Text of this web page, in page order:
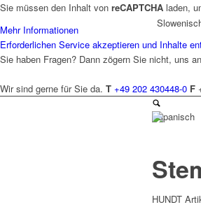
Spanisch
Sie müssen den Inhalt von reCAPTCHA laden,
Mehr Informationen
Erforderlichen Service akzeptieren und Inhalte
Sie haben Fragen? Dann zögern Sie nicht, uns
Wir sind gerne für Sie da. T +49 202 430448-0 F
HUNDT